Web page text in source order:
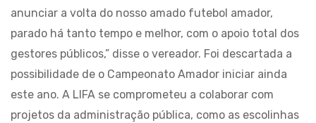
anunciar a volta do nosso amado futebol amador,
parado há tanto tempo e melhor, com o apoio total dos
gestores públicos,” disse o vereador. Foi descartada a
possibilidade de o Campeonato Amador iniciar ainda
este ano. A LIFA se comprometeu a colaborar com
projetos da administração pública, como as escolinhas